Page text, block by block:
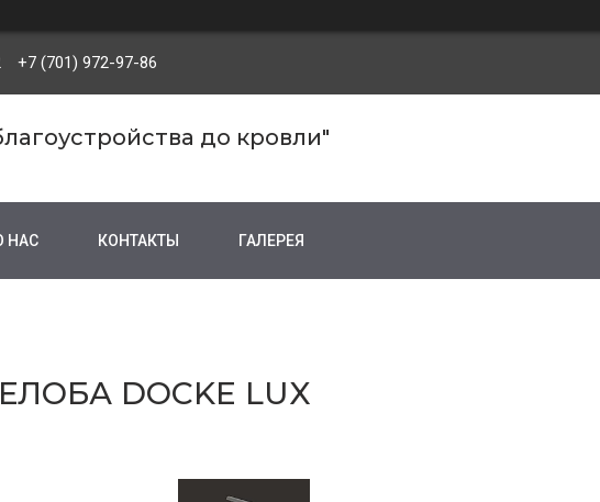
+7 (701) 972-97-86
до кровли"
НАС КОНТАКТЫ ГАЛЕРЕЯ
DOCKE LUX